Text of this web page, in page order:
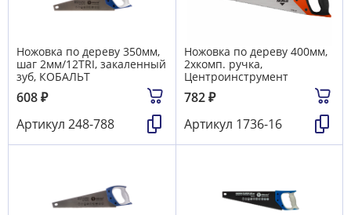
Ножовка по дереву 350мм,
шаг 2мм/12TRI, закаленный
зуб, КОБАЛЬТ
608₽
Артикул 248-788
Ножовка по дереву 400мм,
2хкомп. ручка,
Центроинструмент
782₽
Артикул 1736-16